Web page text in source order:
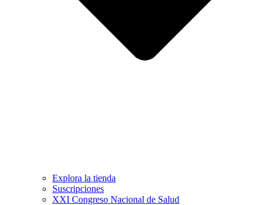
Explora la tienda
Suscripciones
XXI Congreso Nacional de Salud